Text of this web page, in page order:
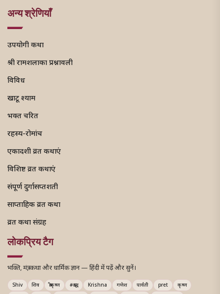
अन्य श्रेणियाँ
उपयोगी कथा
श्री रामशलाका प्रश्नावली
विविध
खाटू श्याम
भक्त चरित
रहस्य-रोमांच
एकादशी व्रत कथाएं
विशिष्ट व्रत कथाएं
संपूर्ण दुर्गासप्तशती
साप्ताहिक व्रत कथा
व्रत कथा संग्रह
लोकप्रिय टैग
भक्ति, मंत्र, कथा और धार्मिक ज्ञान — हिंदी में पढ़ें और सुनें।
Shiv शिव श्रीकृष्ण #श्राद्ध Krishna गणेश पार्वती pret
कृष्ण